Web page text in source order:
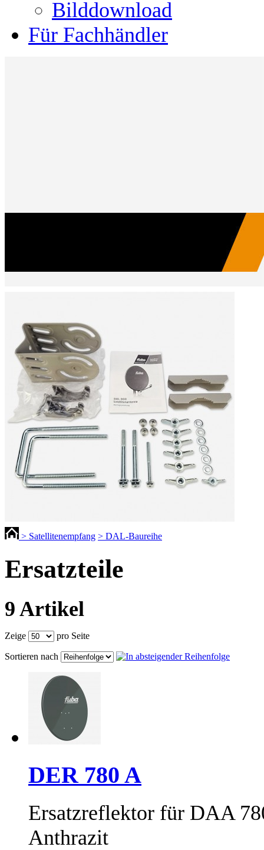
Bilddownload
Für Fachhändler
> Satellitenempfang > DAL-Baureihe
Ersatzteile
9 Artikel
Zeige pro Seite
Sortieren nach
DER 780 A
Ersatzreflektor für DAA
Anthrazit